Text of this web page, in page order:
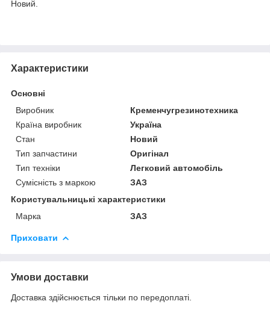
Новий.
Характеристики
Основні
Виробник
Кременчугрезинотехника
Країна виробник
Україна
Стан
Новий
Тип запчастини
Оригінал
Тип техніки
Легковий автомобіль
Сумісність з маркою
ЗАЗ
Користувальницькі характеристики
Марка
ЗАЗ
Приховати
Умови доставки
Доставка здійснюється тільки по передоплаті.